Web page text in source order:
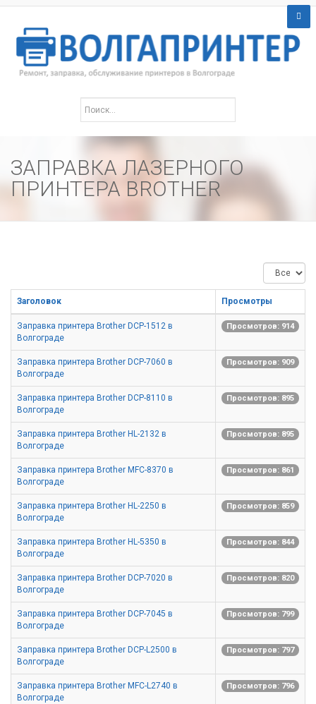
ЗАПРАВКА ЛАЗЕРНОГО
ПРИНТЕРА BROTHER
Кол-
во
строк:
Заголовок
Просмотры
Заправка принтера Brother DCP-1512 в
Волгограде
Просмотров: 914
Заправка принтера Brother DCP-7060 в
Волгограде
Просмотров: 909
Заправка принтера Brother DCP-8110 в
Волгограде
Просмотров: 895
Заправка принтера Brother HL-2132 в
Волгограде
Просмотров: 895
Заправка принтера Brother MFC-8370 в
Волгограде
Просмотров: 861
Заправка принтера Brother HL-2250 в
Волгограде
Просмотров: 859
Заправка принтера Brother HL-5350 в
Волгограде
Просмотров: 844
Заправка принтера Brother DCP-7020 в
Волгограде
Просмотров: 820
Заправка принтера Brother DCP-7045 в
Волгограде
Просмотров: 799
Заправка принтера Brother DCP-L2500 в
Волгограде
Просмотров: 797
Заправка принтера Brother MFC-L2740 в
Волгограде
Просмотров: 796